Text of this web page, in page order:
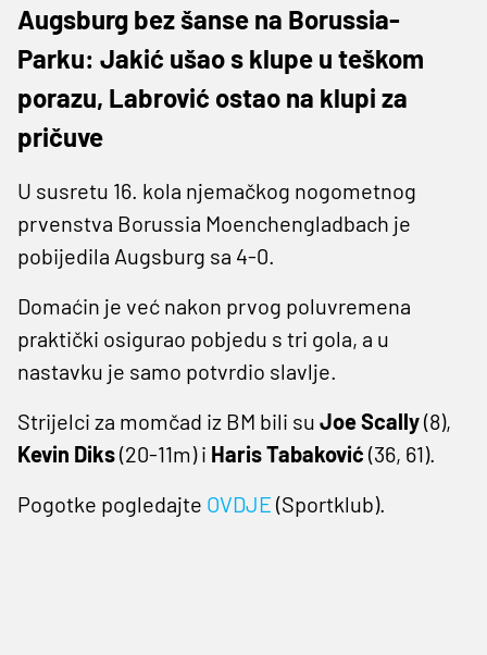
Augsburg bez šanse na Borussia-
Parku: Jakić ušao s klupe u teškom
porazu, Labrović ostao na klupi za
pričuve
U susretu 16. kola njemačkog nogometnog
prvenstva Borussia Moenchengladbach je
pobijedila Augsburg sa 4-0.
Domaćin je već nakon prvog poluvremena
praktički osigurao pobjedu s tri gola, a u
nastavku je samo potvrdio slavlje.
Strijelci za momčad iz BM bili su Joe Scally(8),
Kevin Diks(20-11m) i Haris Tabaković (36, 61).
Pogotke pogledajte OVDJE (Sportklub).